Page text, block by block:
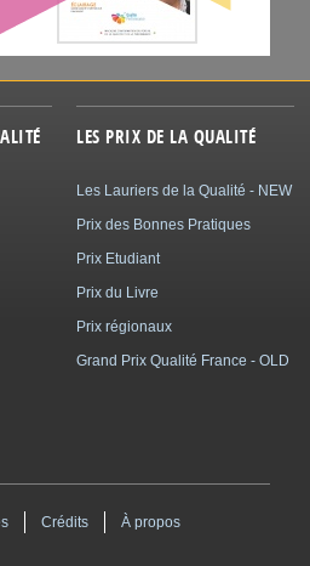
LES PRIX DE LA QUALITÉ
Les Lauriers de la Qualité - NEW
Prix des Bonnes Pratiques
Prix Etudiant
Prix du Livre
Prix régionaux
Grand Prix Qualité France - OLD
Crédits À propos